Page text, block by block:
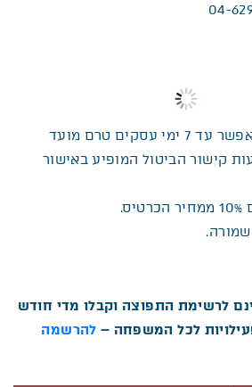
ביטול כרטיס יתאפשר עד 7 ימי עסקים טרם מועד
קישור הביטול המופיע באישור
לרשימת התפוצה וקבלו מדי חודש
לכל המשפחה – להרשמה